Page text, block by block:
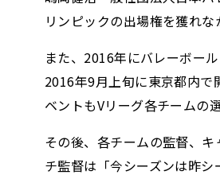
リンピックの出場権を獲れ
また、2016年にバレーボー
2016年9月上旬に東京都内で
ベントもVリーグ各チームの
その後、各チームの監督、
チ監督は「今シーズンは昨